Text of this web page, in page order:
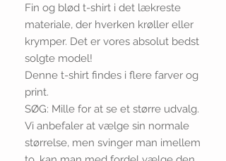
Fin og blød t-shirt i det lækreste
materiale, der hverken krøller eller
krymper. Det er vores absolut bedst
solgte model!
Denne t-shirt findes i flere farver og
print.
SØG: Mille for at se et større udvalg.
Vi anbefaler at vælge sin normale
størrelse, men svinger man imellem